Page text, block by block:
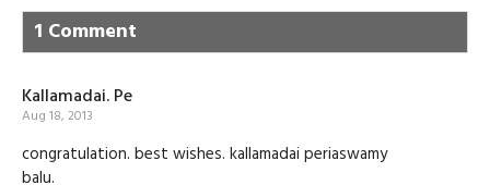
1 Comment
Kallamadai. Pe
Aug 18, 2013
congratulation. best wishes. kallamadai periaswamy
balu.